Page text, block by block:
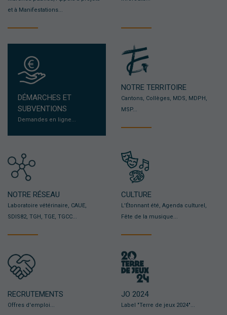
et à Manifestations...
DÉMARCHES ET
SUBVENTIONS
Demandes en ligne...
NOTRE TERRITOIRE
Cantons, Collèges, MDS, MDPH,
MSP...
NOTRE RÉSEAU
Laboratoire vétérinaire, CAUE,
SDIS82, TGH, TGE, TGCC...
CULTURE
L'Étonnant été, Agenda culturel,
Fête de la musique...
RECRUTEMENTS
Offres d'emploi...
JO 2024
Label "Terre de jeux 2024"...